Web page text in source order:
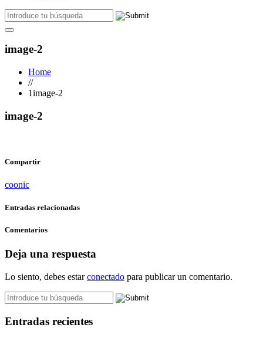
image-2
Home
//
1image-2
image-2
Compartir
coonic
Entradas relacionadas
Comentarios
Deja una respuesta
Lo siento, debes estarconectado para publicar un comentario.
Entradas recientes